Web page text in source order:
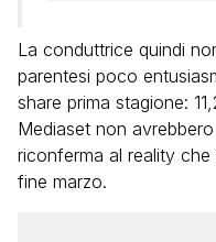
La conduttrice quindi
parentesi poco
share prima stagione:
Mediaset non
riconferma al reality
fine marzo.